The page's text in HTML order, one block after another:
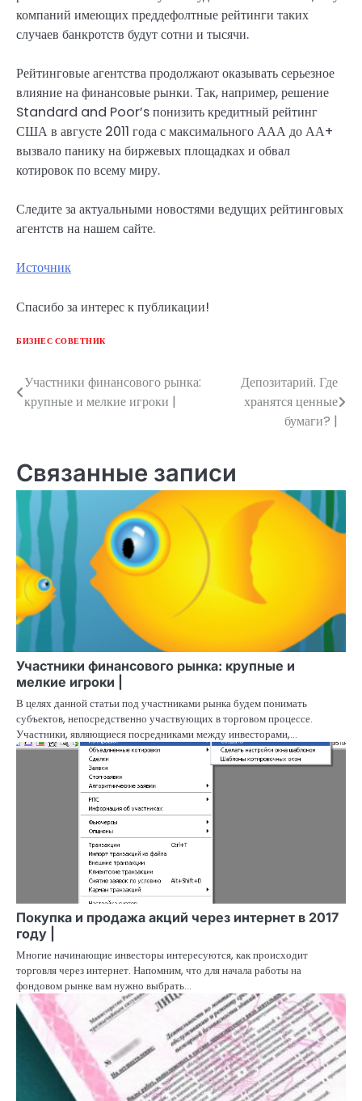
компаний имеющих преддефолтные рейтинги таких
случаев банкротств будут сотни и тысячи.
Рейтинговые агентства продолжают оказывать серьезное
влияние на финансовые рынки. Так, например, решение
Standard and Poor’s понизить кредитный рейтинг
США в августе 2011 года с максимального ААА до АА+
вызвало панику на биржевых площадках и обвал
котировок по всему миру.
Следите за актуальными новостями ведущих рейтинговых
агентств на нашем сайте.
Источник
Спасибо за интерес к публикации!
БИЗНЕС СОВЕТНИК
Навигация
по
Участники финансового рынка:
крупные и мелкие игроки |
Депозитарий. Где
хранятся ценные
бумаги? |
Связанные записи
Участники финансового рынка: крупные и
мелкие игроки |
В целях данной статьи под участниками рынка будем понимать
субъектов, непосредственно участвующих в торговом процессе.
Участники, являющиеся посредниками между инвесторами,…
Покупка и продажа акций через интернет в 2017
году |
Многие начинающие инвесторы интересуются, как происходит
торговля через интернет. Напомним, что для начала работы на
фондовом рынке вам нужно выбрать…